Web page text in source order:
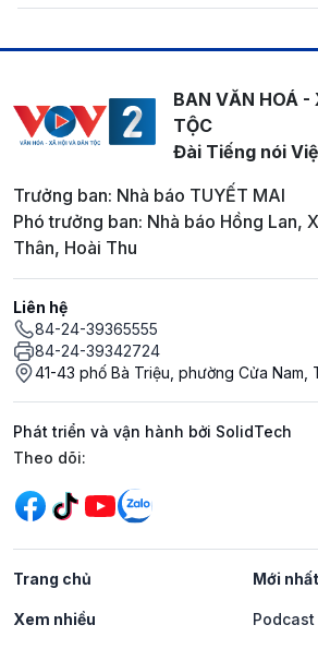
BAN VĂN HOÁ -
TỘC
Đài Tiếng nói
Trưởng ban: Nhà báo TUYẾT MAI
Phó trưởng ban: Nhà báo Hồng Lan,
Thân, Hoài Thu
Liên hệ
84-24-39365555
84-24-39342724
41-43 phố Bà Triệu, phường Cửa Nam,
Phát triển và vận hành bởi SolidTech
Mạng xã hội
Theo dõi:
Trang chủ Mới nhất
Xem nhiều Podcast